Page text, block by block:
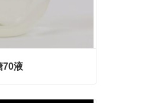
70液
液